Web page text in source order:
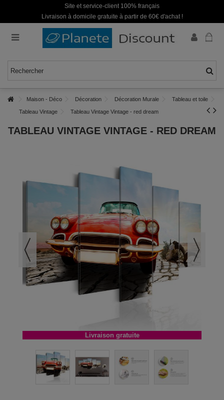
Site et service-client 100% français
Livraison à domicile gratuite à partir de 60€ d'achat !
Maison - Déco Décoration Décoration Murale Tableau et toile
Tableau Vintage Tableau Vintage Vintage - red dream
TABLEAU VINTAGE VINTAGE - RED DREAM
Livraison gratuite